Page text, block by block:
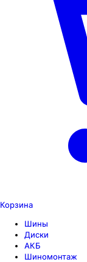
Корзина
Шины
Диски
АКБ
Шиномонтаж